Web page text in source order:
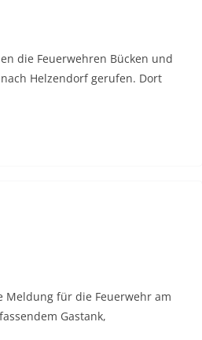
die Feuerwehren Bücken und
Helzendorf gerufen. Dort
Meldung für die Feuerwehr am
Gastank,